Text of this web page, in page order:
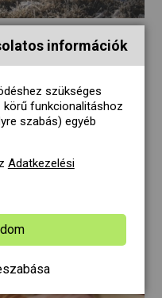
és sikerei
szembesülünk a
információk
szükséges
körű funkcionalitáshoz
szabás) egyéb
Adatkezelési